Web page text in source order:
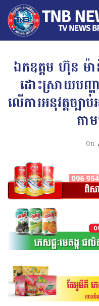
ឯកឧត្តម ហ៊ុន ម៉ា
ដោះស្រាយបញ្ហ
លើការអនុវត្តច្បា
តា
On